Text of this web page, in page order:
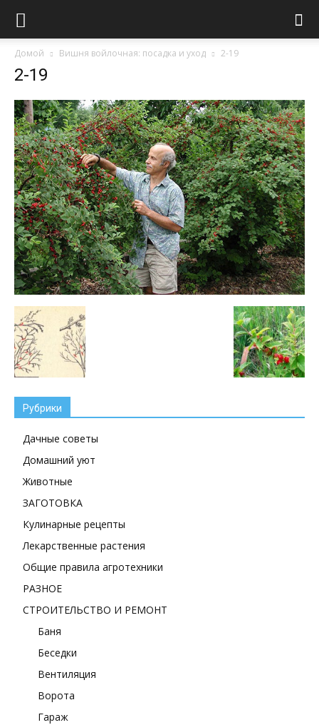
Домой Вишня войлочная: посадка и уход 2-19
2-19
Рубрики
Дачные советы
Домашний уют
Животные
ЗАГОТОВКА
Кулинарные рецепты
Лекарственные растения
Общие правила агротехники
РАЗНОЕ
СТРОИТЕЛЬСТВО И РЕМОНТ
Баня
Беседки
Вентиляция
Ворота
Гараж